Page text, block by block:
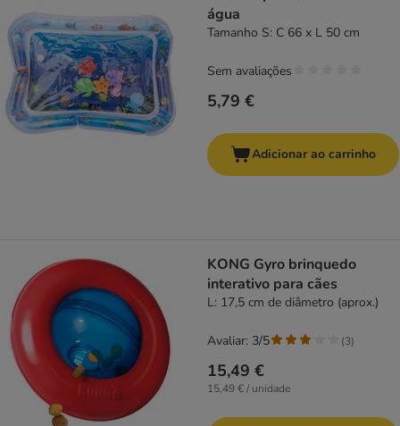
água
Tamanho S: C 66 x L 50 cm
5,79 €
Sem avaliações
Adicionar ao carrinho
KONG Gyro brinquedo
interativo para cães
L: 17,5 cm de diâmetro (aprox.)
15,49 €
15,49 € / unidade
Avaliar: 3/5 (3)